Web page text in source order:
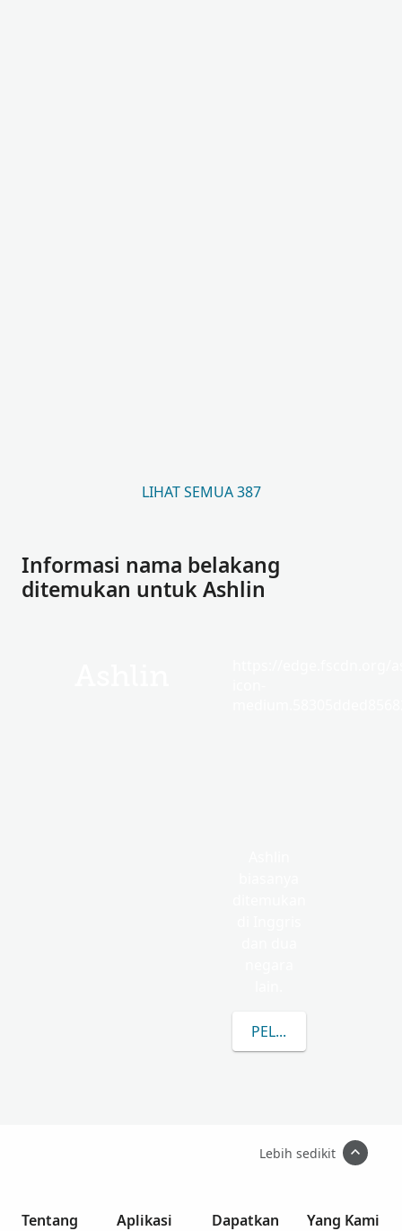
LIHAT SEMUA 387
Informasi nama belakang
ditemukan untuk Ashlin
PELAJARI LEBIH
Lebih sedikit
Tentang
Aplikasi
Dapatkan
Yang Kami